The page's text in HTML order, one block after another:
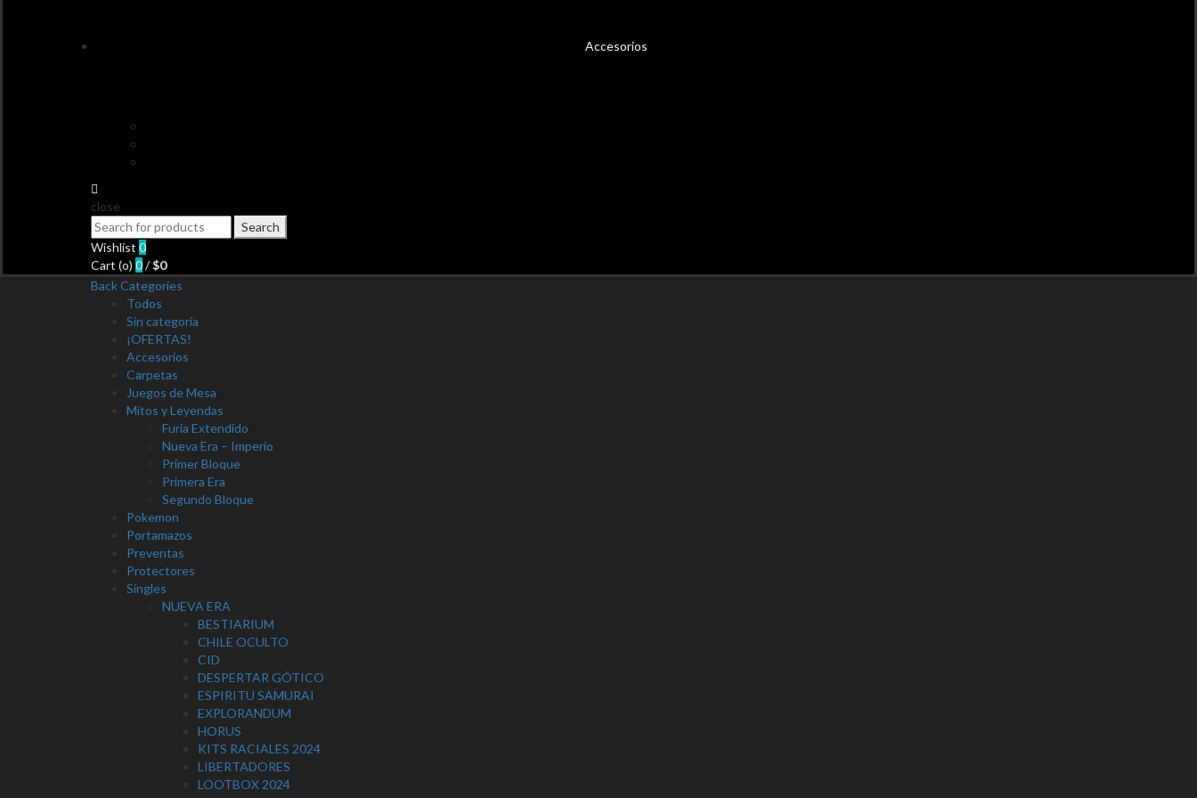
Accesorios
close
Search
for:
Search
Wishlist 0
Cart (o) 0/$0
BackCategories
Todos
Sin categoría
¡OFERTAS!
Accesorios
Carpetas
Juegos de Mesa
Mitos y Leyendas
Furia Extendido
Nueva Era – Imperio
Primer Bloque
Primera Era
Segundo Bloque
Pokemon
Portamazos
Preventas
Protectores
Singles
NUEVA ERA
BESTIARIUM
CHILE OCULTO
CID
DESPERTAR GÓTICO
ESPIRITU SAMURAI
EXPLORANDUM
HORUS
KITS RACIALES 2024
LIBERTADORES
LOOTBOX 2024